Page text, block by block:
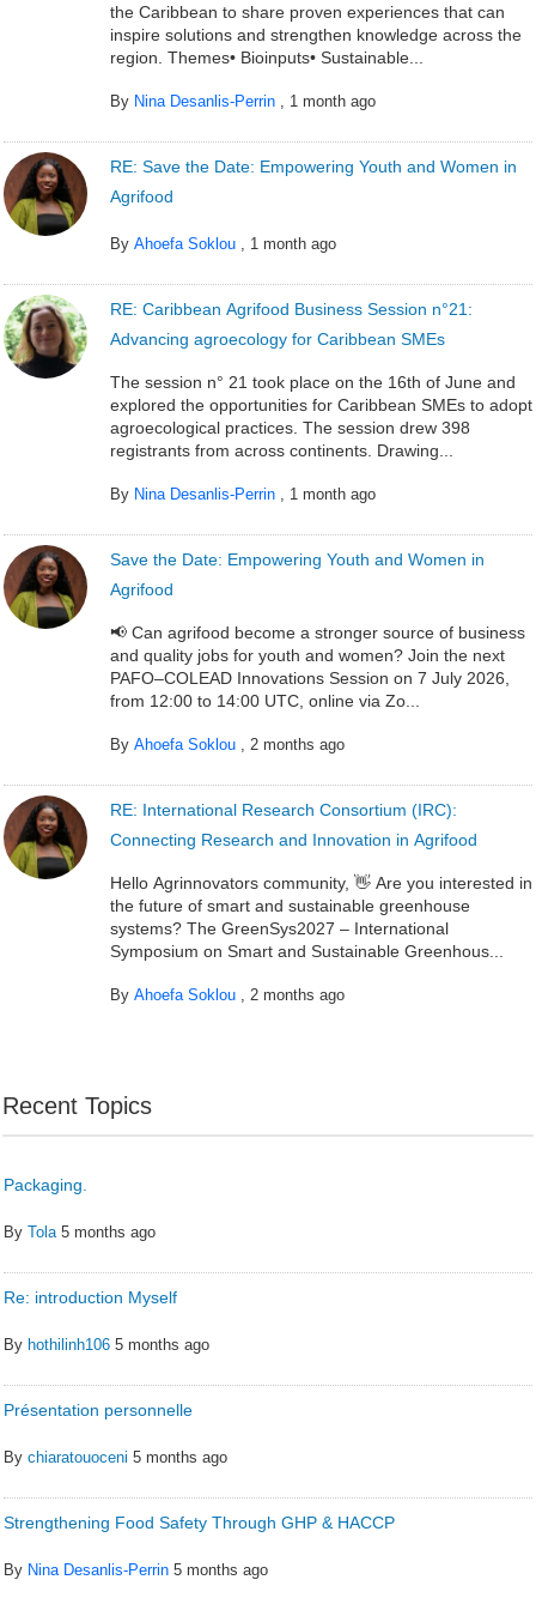
the Caribbean to share proven experiences that can
inspire solutions and strengthen knowledge across the
region. Themes• Bioinputs• Sustainable...
By Nina Desanlis-Perrin 1 month ago
RE: Save the Date: Empowering Youth and Women in
Agrifood
By Ahoefa Soklou 1 month ago
RE: Caribbean Agrifood Business Session n°21:
Advancing agroecology for Caribbean SMEs
The session n° 21 took place on the 16th of June and
explored the opportunities for Caribbean SMEs to adopt
agroecological practices. The session drew 398
registrants from across continents. Drawing...
By Nina Desanlis-Perrin 1 month ago
Save the Date: Empowering Youth and Women in
Agrifood
📢 Can agrifood become a stronger source of business
and quality jobs for youth and women? Join the next
PAFO–COLEAD Innovations Session on 7 July 2026,
from 12:00 to 14:00 UTC, online via Zo...
By Ahoefa Soklou 2 months ago
RE: International Research Consortium (IRC):
Connecting Research and Innovation in Agrifood
Hello Agrinnovators community, 👋 Are you interested in
the future of smart and sustainable greenhouse
systems? The GreenSys2027 – International
Symposium on Smart and Sustainable Greenhous...
By Ahoefa Soklou 2 months ago
Recent Topics
Packaging.
ByTola 5 months ago
Re: introduction Myself
By hothilinh106 5 months ago
Présentation personnelle
Bychiaratouoceni 5 months ago
Strengthening Food Safety Through GHP & HACCP
By Nina Desanlis-Perrin 5 months ago